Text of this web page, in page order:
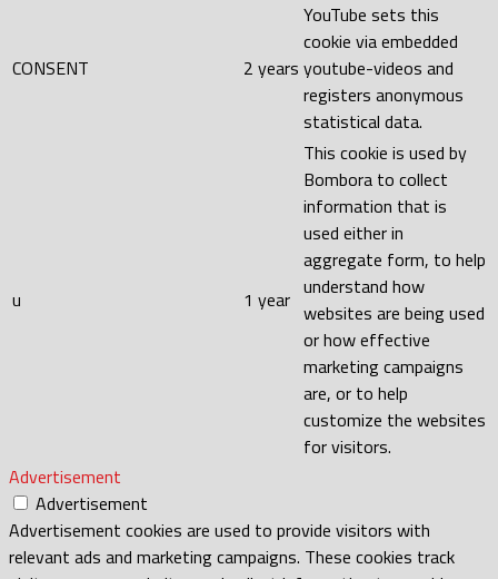
CONSENT 2 years
YouTube sets this
cookie via embedded
youtube-videos and
registers anonymous
statistical data.
u 1 year
This cookie is used by
Bombora to collect
information that is
used either in
aggregate form, to help
understand how
websites are being used
or how effective
marketing campaigns
are, or to help
customize the websites
for visitors.
Advertisement
Advertisement
Advertisement cookies are used to provide visitors with
relevant ads and marketing campaigns. These cookies track